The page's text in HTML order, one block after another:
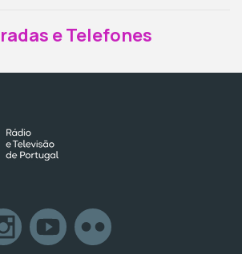
e Telefones